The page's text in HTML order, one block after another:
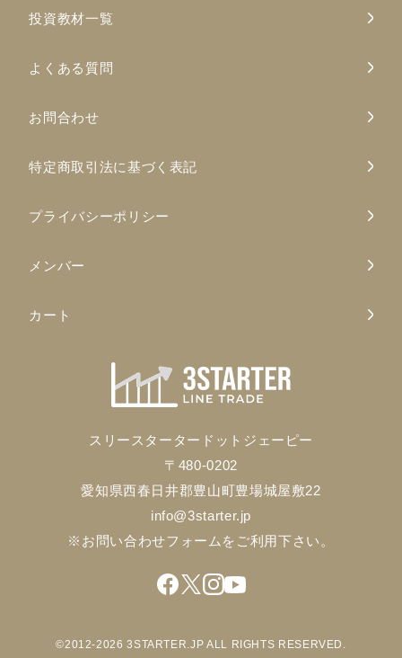
投資教材一覧
よくある質問
お問合わせ
特定商取引法に基づく表記
プライバシーポリシー
メンバー
カート
スリースタータードットジェーピー
〒480-0202
愛知県西春日井郡豊山町豊場城屋敷22
info@3starter.jp
※お問い合わせフォームをご利用下さい。
©2012-2026 3STARTER.JP ALL RIGHTS RESERVED.